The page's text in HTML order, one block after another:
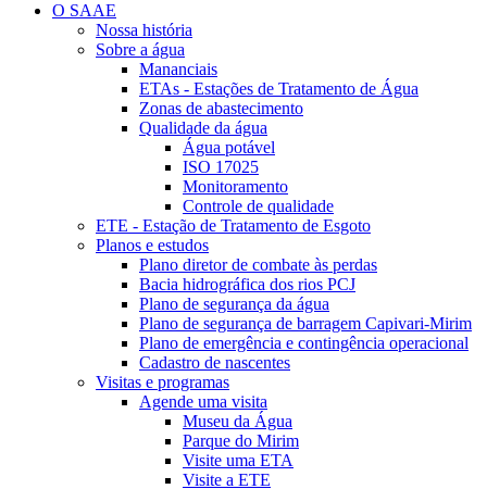
O SAAE
Nossa história
Sobre a água
Mananciais
ETAs - Estações de Tratamento de Água
Zonas de abastecimento
Qualidade da água
Água potável
ISO 17025
Monitoramento
Controle de qualidade
ETE - Estação de Tratamento de Esgoto
Planos e estudos
Plano diretor de combate às perdas
Bacia hidrográfica dos rios PCJ
Plano de segurança da água
Plano de segurança de barragem Capivari-Mirim
Plano de emergência e contingência operacional
Cadastro de nascentes
Visitas e programas
Agende uma visita
Museu da Água
Parque do Mirim
Visite uma ETA
Visite a ETE